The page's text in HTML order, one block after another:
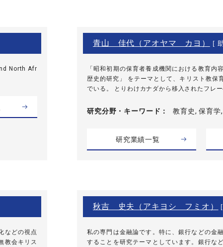
North Afr
青山 佳代（アオヤマ カヨ） [
「昭和初期の保育者養成機関における教育内
歴史的研究」 をテーマとして、キリスト教保
でいる。 とりわけカナダから移入されたフレ
研究分野・ キーワード 教育史, 保育学
研究業績一覧
などの視点
教会キリス
秋吉 史夫（アキヨシ フミオ）
私の専門は金融論です。特に、銀行などの金
することを研究テーマとしています。銀行な